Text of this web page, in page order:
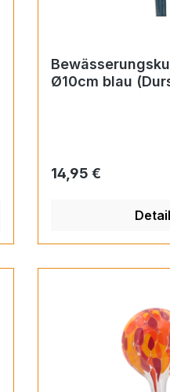
Ø10cm blau
Regulärer Preis:
14,95 €